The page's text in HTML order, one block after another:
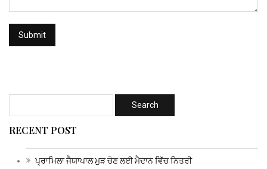
RECENT POST
ਪ੍ਰਾਮਿਲਾ ਜੈਯਾਪਾਲ ਮੁੜ ਚੋਣ ਲਈ ਮੈਦਾਨ ਵਿੱਚ ਨਿਤਰੀ